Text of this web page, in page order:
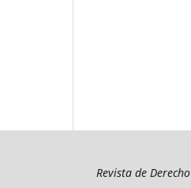
Revista de Derecho